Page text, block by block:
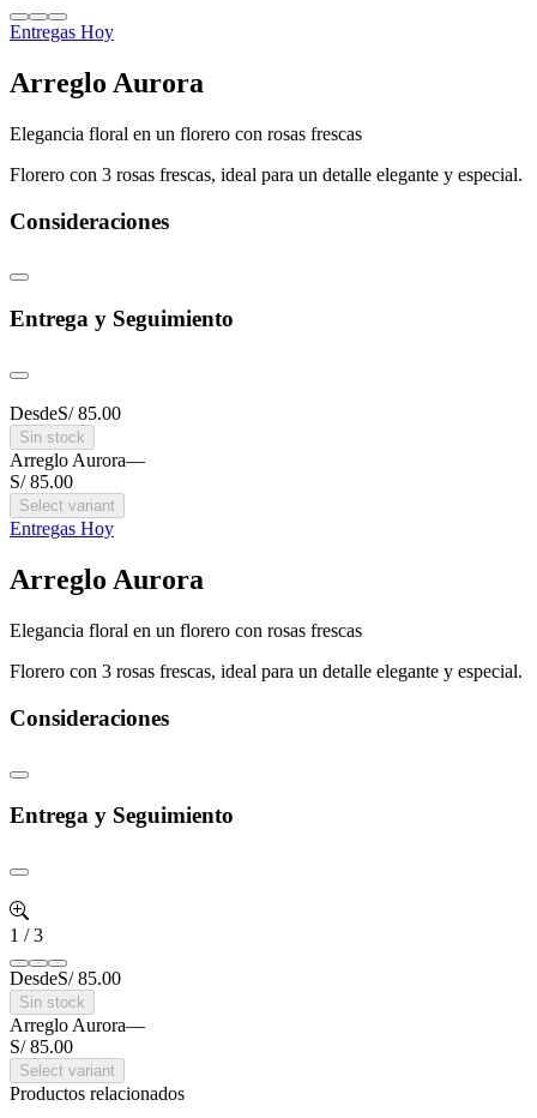
Entregas Hoy
Arreglo Aurora
Elegancia floral en un florero con rosas frescas
Florero con 3 rosas frescas, ideal para un detalle elegante y especial.
Consideraciones
Entrega y Seguimiento
DesdeS/ 85.00
Sin stock
Arreglo Aurora—
S/ 85.00
Select variant
Entregas Hoy
Arreglo Aurora
Elegancia floral en un florero con rosas frescas
Florero con 3 rosas frescas, ideal para un detalle elegante y especial.
Consideraciones
Entrega y Seguimiento
1 /3
DesdeS/ 85.00
Sin stock
Arreglo Aurora—
S/ 85.00
Select variant
Productos relacionados